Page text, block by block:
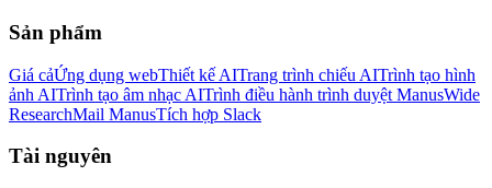
Sản phẩm
Giá cảỨng dụng webThiết kế AITrang trình chiếu AITrình tạo hình
ảnh AITrình tạo âm nhạc AITrình điều hành trình duyệt ManusWide
ResearchMail ManusTích hợp Slack
Tài nguyên